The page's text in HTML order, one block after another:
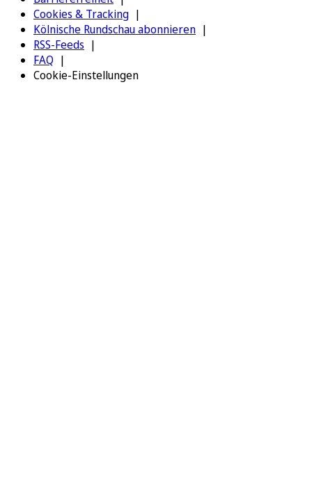
Cookies & Tracking
Kölnische Rundschau abonnieren
RSS-Feeds
FAQ
Cookie-Einstellungen